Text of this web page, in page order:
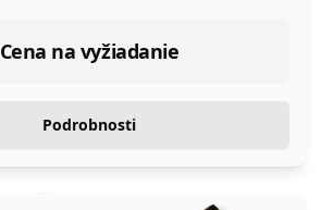
Cena na vyžiadanie
Podrobnosti